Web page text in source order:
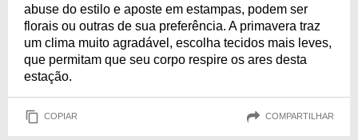
abuse do estilo e aposte em estampas, podem ser
florais ou outras de sua preferência. A primavera traz
um clima muito agradável, escolha tecidos mais leves,
que permitam que seu corpo respire os ares desta
estação.
COPIAR COMPARTILHAR